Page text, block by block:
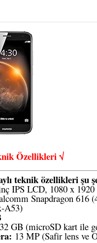
Özellikleri √
teknik özellikleri şu
IPS LCD, 1080 x
Snapdragon 616
A53)
32 GB (microSD kart ile
13 MP (Safir lens ve